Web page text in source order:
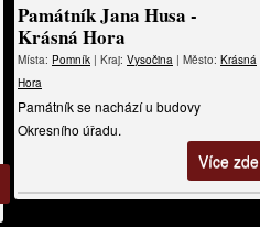
Památník Jana Husa -
Krásná Hora
Místa: Pomník | Kraj: Vysočina | Město: Krásná
Hora
Památník se nachází u budovy
Okresního úřadu.
Více zde